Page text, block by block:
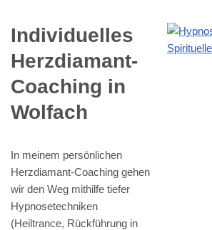
Individuelles
Herzdiamant-
Coaching in
Wolfach
In meinem persönlichen
Herzdiamant-Coaching gehen
wir den Weg mithilfe tiefer
Hypnosetechniken
(Heiltrance, Rückführung in